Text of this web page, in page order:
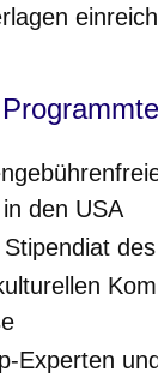
den USA
Experten